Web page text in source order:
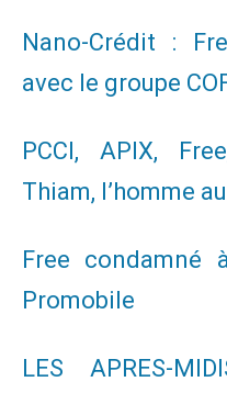
Nano-Crédit :
avec le groupe
PCCI, APIX,
Thiam, l’homme
Free condamné
Promobile
LES APRES-